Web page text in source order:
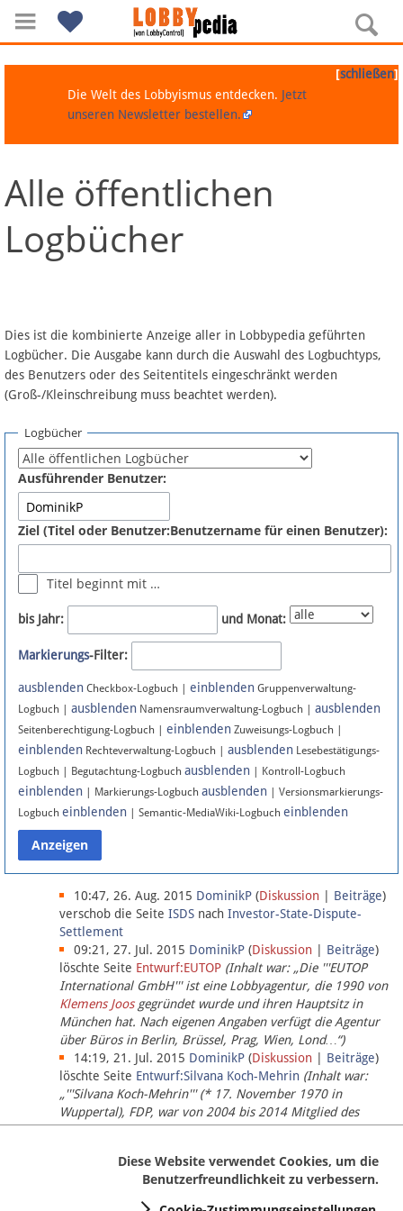
Navigation
Über Lobbypedia
Artikel nach Kategorien
FAQ
Fördermitglied werden
Fehler melden
Newsletter
Bluesky
Facebook
Instagram
Anmelden
Datenschutz
Über Lobbypedia
Impressum
[schließen]
Die Welt des Lobbyismus entdecken. Jetzt
unseren Newsletter bestellen.
Alle öffentlichen
Logbücher
Dies ist die kombinierte Anzeige aller in Lobbypedia geführten
Logbücher. Die Ausgabe kann durch die Auswahl des Logbuchtyps,
des Benutzers oder des Seitentitels eingeschränkt werden
(Groß-/Kleinschreibung muss beachtet werden).
Logbücher
Ausführender Benutzer:
Ziel (Titel oder Benutzer:Benutzername für einen Benutzer):
Titel beginnt mit …
bis Jahr: und Monat:
Markierungs-Filter:
ausblenden Checkbox-Logbuch | einblenden Gruppenverwaltung-
Logbuch | ausblenden Namensraumverwaltung-Logbuch | ausblenden
Seitenberechtigung-Logbuch | einblenden Zuweisungs-Logbuch |
einblenden Rechteverwaltung-Logbuch | ausblenden Lesebestätigungs-
Logbuch | Begutachtung-Logbuch ausblenden | Kontroll-Logbuch
einblenden | Markierungs-Logbuch ausblenden | Versionsmarkierungs-
Logbuch einblenden | Semantic-MediaWiki-Logbuch einblenden
10:47, 26. Aug. 2015 DominikP (Diskussion Beiträge)
verschob die Seite ISDS nach Investor-State-Dispute-
Settlement
09:21, 27. Jul. 2015 DominikP (Diskussion Beiträge)
löschte Seite Entwurf:EUTOP (Inhalt war: „Die '''EUTOP
International GmbH''' ist eine Lobbyagentur, die 1990 von
Klemens Joosgegründet wurde und ihren Hauptsitz in
München hat. Nach eigenen Angaben verfügt die Agentur
über Büros in Berlin, Brüssel, Prag, Wien, Lond…“)
14:19, 21. Jul. 2015 DominikP (Diskussion Beiträge)
löschte Seite Entwurf:Silvana Koch-Mehrin (Inhalt war:
„'''Silvana Koch-Mehrin''' (* 17. November 1970 in
Wuppertal), FDP, war von 2004 bis 2014 Mitglied des
Europäischen Parlaments, seit November 2014 ist sie für
Diese Website verwendet Cookies, um die
Benutzerfreundlichkeit zu verbessern.